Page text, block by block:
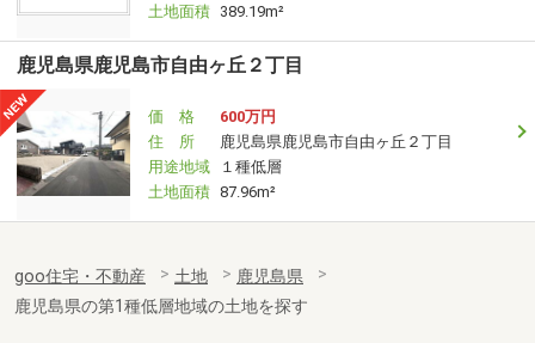
土地面積 389.19m²
鹿児島県鹿児島市自由ヶ丘２丁目
価 格
600万円
住 所
鹿児島県鹿児島市自由ヶ丘２丁目
用途地域
１種低層
土地面積 87.96m²
goo住宅・不動産 土地
鹿児島県
鹿児島県の第1種低層地域の土地を探す